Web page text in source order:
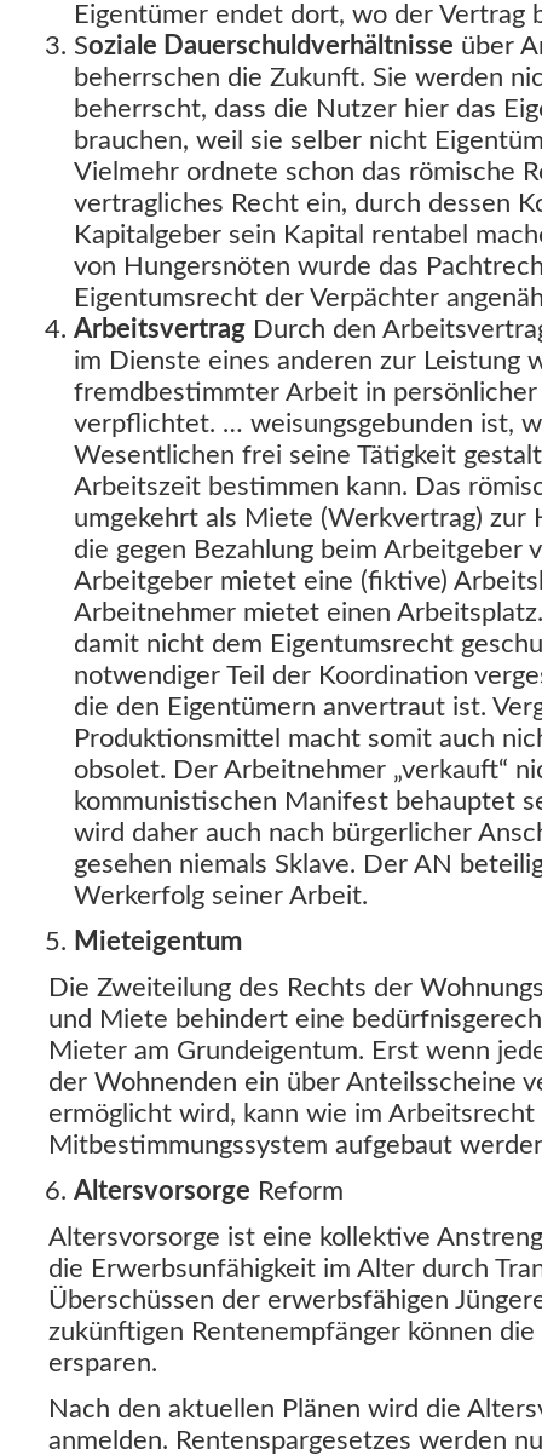
Eigentümer endet dort, wo der Vertrag
Soziale Dauerschuldverhältnisse über
beherrschen die Zukunft. Sie werden
beherrscht, dass die Nutzer hier das
brauchen, weil sie selber nicht
Vielmehr ordnete schon das römische
vertragliches Recht ein, durch dessen
Kapitalgeber sein Kapital rentabel
von Hungersnöten wurde das
Eigentumsrecht der Verpächter
Arbeitsvertrag Durch den
im Dienste eines anderen zur Leistung
fremdbestimmter Arbeit in persönlicher
verpflichtet. … weisungsgebunden ist,
Wesentlichen frei seine Tätigkeit
Arbeitszeit bestimmen kann. Das
umgekehrt als Miete (Werkvertrag) zur
die gegen Bezahlung beim Arbeitgeber
Arbeitgeber mietet eine (fiktive)
Arbeitnehmer mietet einen
damit nicht dem Eigentumsrecht
notwendiger Teil der Koordination
die den Eigentümern anvertraut ist.
Produktionsmittel macht somit auch
obsolet. Der Arbeitnehmer „verkauft“
kommunistischen Manifest behauptet
wird daher auch nach bürgerlicher
gesehen niemals Sklave. Der AN
Werkerfolg seiner Arbeit.
Mieteigentum
Die Zweiteilung des Rechts der
und Miete behindert eine
Mieter am Grundeigentum. Erst wenn
der Wohnenden ein über Anteilsscheine
ermöglicht wird, kann wie im Arbeitsrecht
Mitbestimmungssystem aufgebaut
Altersvorsorge Reform
Altersvorsorge ist eine kollektive
die Erwerbsunfähigkeit im Alter durch
Überschüssen der erwerbsfähigen
zukünftigen Rentenempfänger können
ersparen.
Nach den aktuellen Plänen wird die
anmelden. Rentenspargesetzes werden